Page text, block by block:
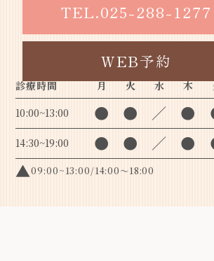
TEL.025-288-1277
WEB予約
診療時間 月 火 水 木
10:00~13:00
● ● ／ ●
14:30~19:00 ● ● ／ ●
▲09:00~13:00/14:00～18:00